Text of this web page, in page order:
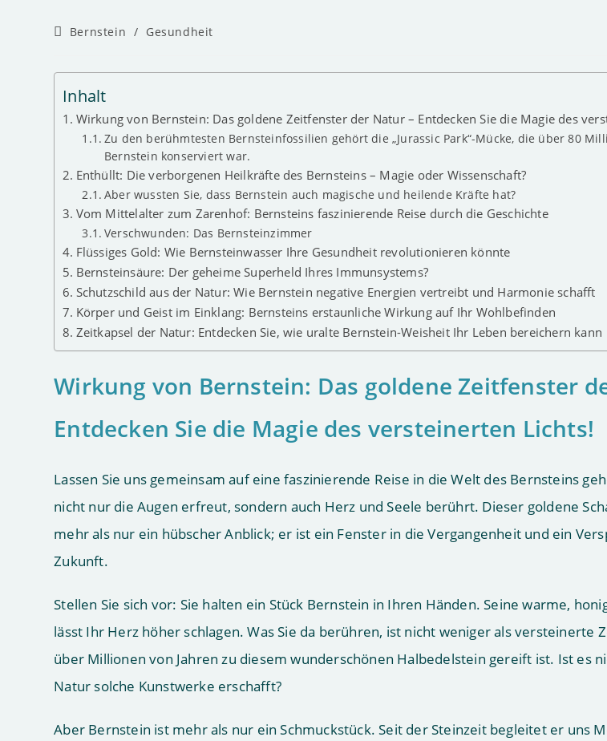
Beitrags-
Bernstein / Gesundheit
Inhalt
Wirkung von Bernstein: Das goldene Zeitfenster der Natur – Entdecken Sie die Magie des
Zu den berühmtesten Bernsteinfossilien gehört die „Jurassic Park“-Mücke, die über 80
Bernstein konserviert war.
Enthüllt: Die verborgenen Heilkräfte des Bernsteins – Magie oder Wissenschaft?
Aber wussten Sie, dass Bernstein auch magische und heilende Kräfte hat?
Vom Mittelalter zum Zarenhof: Bernsteins faszinierende Reise durch die Geschichte
Verschwunden: Das Bernsteinzimmer
Flüssiges Gold: Wie Bernsteinwasser Ihre Gesundheit revolutionieren könnte
Bernsteinsäure: Der geheime Superheld Ihres Immunsystems?
Schutzschild aus der Natur: Wie Bernstein negative Energien vertreibt und Harmonie schafft
Körper und Geist im Einklang: Bernsteins erstaunliche Wirkung auf Ihr Wohlbefinden
Zeitkapsel der Natur: Entdecken Sie, wie uralte Bernstein-Weisheit Ihr Leben bereichern kann
Wirkung von Bernstein: Das goldene Zeitfenster
Entdecken Sie die Magie des versteinerten Lichts!
Lassen Sie uns gemeinsam auf eine faszinierende Reise in die Welt des Bernsteins
nicht nur die Augen erfreut, sondern auch Herz und Seele berührt. Dieser goldene
mehr als nur ein hübscher Anblick; er ist ein Fenster in die Vergangenheit und ein
Zukunft.
Stellen Sie sich vor: Sie halten ein Stück Bernstein in Ihren Händen. Seine warme,
lässt Ihr Herz höher schlagen. Was Sie da berühren, ist nicht weniger als versteinerte
über Millionen von Jahren zu diesem wunderschönen Halbedelstein gereift ist. Ist es
Natur solche Kunstwerke erschafft?
Aber Bernstein ist mehr als nur ein Schmuckstück. Seit der Steinzeit begleitet er uns